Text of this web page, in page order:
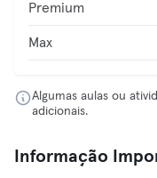
Premium
Max
Algumas aulas ou
adicionais.
Informação